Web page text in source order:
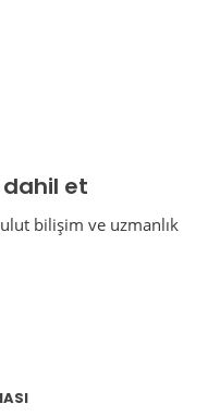
dahil et
bilişim ve uzmanlık